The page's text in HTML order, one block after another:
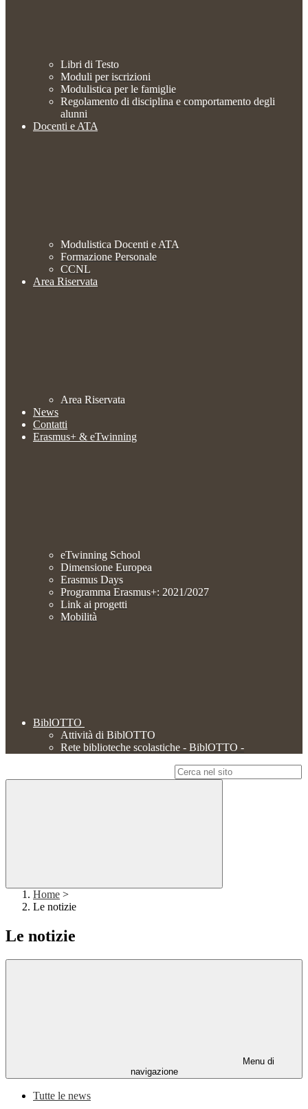
Libri di Testo
Moduli per iscrizioni
Modulistica per le famiglie
Regolamento di disciplina e comportamento degli
alunni
Docenti e ATA
Modulistica Docenti e ATA
Formazione Personale
CCNL
Area Riservata
Area Riservata
News
Contatti
Erasmus+ & eTwinning
eTwinning School
Dimensione Europea
Erasmus Days
Programma Erasmus+: 2021/2027
Link ai progetti
Mobilità
BiblOTTO
Attività di BiblOTTO
Rete biblioteche scolastiche - BiblOTTO -
Home >
Le notizie
Le notizie
Menu di
navigazione
Tutte le news